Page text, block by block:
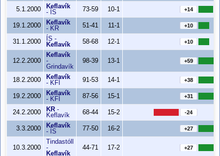
5.1.2000
Keflavík
- ÍS 73-59 10-1 +14
19.1.2000
Keflavík
- KR 51-41 11-1 +10
31.1.2000 ÍS -
Keflavík
58-68 12-1 +10
12.2.2000
Keflavík
-
Grindavík
98-39 13-1 +59
18.2.2000
Keflavík
- KFÍ 91-53 14-1 +38
19.2.2000
Keflavík
- KFÍ 87-56 15-1 +31
24.2.2000 KR -
Keflavík
68-44 15-2 -24
3.3.2000
Keflavík
- ÍS 77-50 16-2 +27
10.3.2000
Tindastóll
-
Keflavík
44-71 17-2 +27